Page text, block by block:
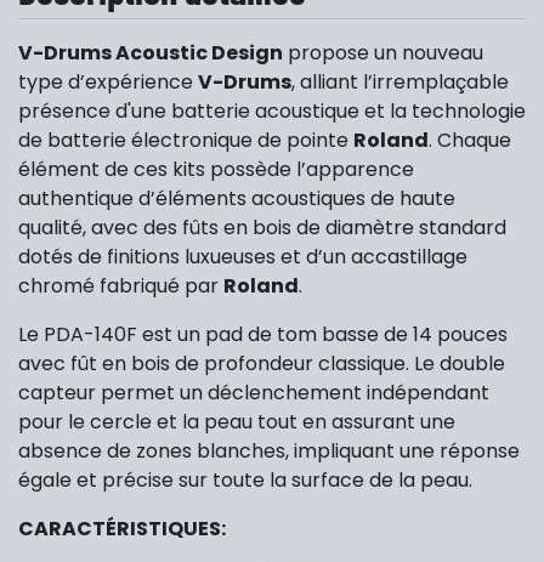
V-Drums Acoustic Design propose un nouveau
type d’expérience V-Drums, alliant l’irremplaçable
présence d'une batterie acoustique et la technologie
de batterie électronique de pointe Roland. Chaque
élément de ces kits possède l’apparence
authentique d’éléments acoustiques de haute
qualité, avec des fûts en bois de diamètre standard
dotés de finitions luxueuses et d’un accastillage
chromé fabriqué par Roland.
Le PDA-140F est un pad de tom basse de 14 pouces
avec fût en bois de profondeur classique. Le double
capteur permet un déclenchement indépendant
pour le cercle et la peau tout en assurant une
absence de zones blanches, impliquant une réponse
égale et précise sur toute la surface de la peau.
CARACTÉRISTIQUES: